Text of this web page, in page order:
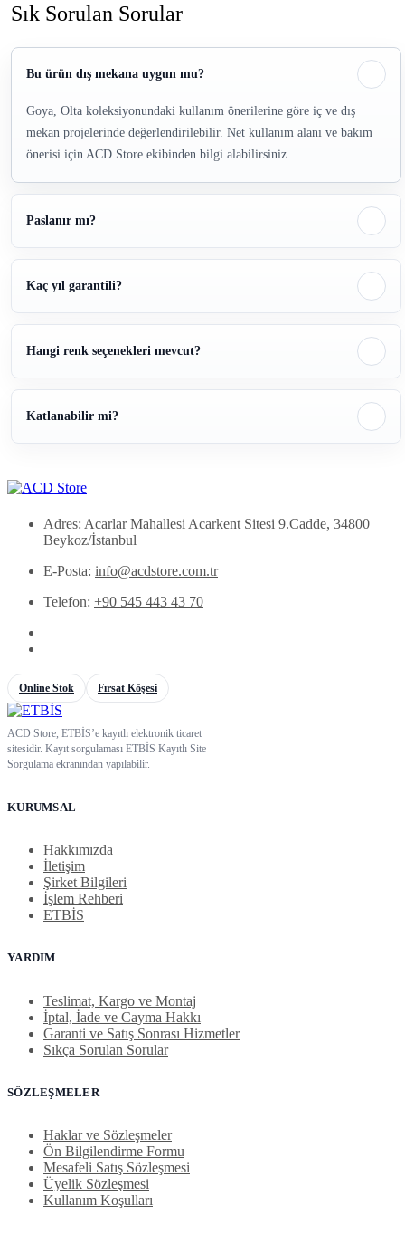
Sık Sorulan Sorular
Bu ürün dış mekana uygun mu?
Goya, Olta koleksiyonundaki kullanım önerilerine göre iç ve dış
mekan projelerinde değerlendirilebilir. Net kullanım alanı ve bakım
önerisi için ACD Store ekibinden bilgi alabilirsiniz.
Paslanır mı?
Kaç yıl garantili?
Hangi renk seçenekleri mevcut?
Katlanabilir mi?
Adres: Acarlar Mahallesi Acarkent Sitesi 9.Cadde, 34800
Beykoz/İstanbul
E-Posta: info@acdstore.com.tr
Telefon: +90 545 443 43 70
Online Stok Fırsat Köşesi
ACD Store, ETBİS’e kayıtlı elektronik ticaret
sitesidir. Kayıt sorgulaması ETBİS Kayıtlı Site
Sorgulama ekranından yapılabilir.
KURUMSAL
Hakkımızda
İletişim
Şirket Bilgileri
İşlem Rehberi
ETBİS
YARDIM
Teslimat, Kargo ve Montaj
İptal, İade ve Cayma Hakkı
Garanti ve Satış Sonrası Hizmetler
Sıkça Sorulan Sorular
SÖZLEŞMELER
Haklar ve Sözleşmeler
Ön Bilgilendirme Formu
Mesafeli Satış Sözleşmesi
Üyelik Sözleşmesi
Kullanım Koşulları